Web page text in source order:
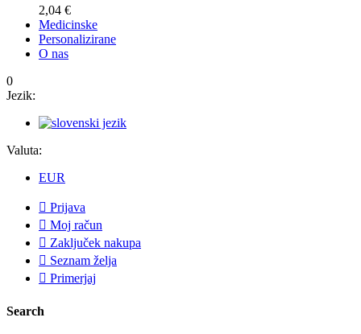
2,04 €
Medicinske
Personalizirane
O nas
0
Jezik:
Valuta:
EUR
 Prijava
 Moj račun
 Zaključek nakupa
 Seznam želja
 Primerjaj
Search